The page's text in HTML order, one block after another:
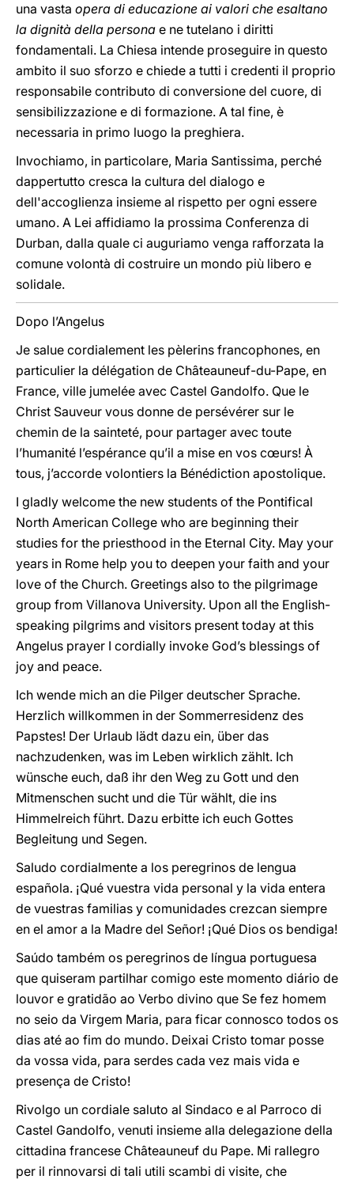
una vasta opera di educazione ai valori che esaltano
la dignità della persona e ne tutelano i diritti
fondamentali. La Chiesa intende proseguire in questo
ambito il suo sforzo e chiede a tutti i credenti il proprio
responsabile contributo di conversione del cuore, di
sensibilizzazione e di formazione. A tal fine, è
necessaria in primo luogo la preghiera.
Invochiamo, in particolare, Maria Santissima, perché
dappertutto cresca la cultura del dialogo e
dell'accoglienza insieme al rispetto per ogni essere
umano. A Lei affidiamo la prossima Conferenza di
Durban, dalla quale ci auguriamo venga rafforzata la
comune volontà di costruire un mondo più libero e
solidale.
Dopo l’Angelus
Je salue cordialement les pèlerins francophones, en
particulier la délégation de Châteauneuf-du-Pape, en
France, ville jumelée avec Castel Gandolfo. Que le
Christ Sauveur vous donne de persévérer sur le
chemin de la sainteté, pour partager avec toute
l’humanité l’espérance qu’il a mise en vos cœurs! À
tous, j’accorde volontiers la Bénédiction apostolique.
I gladly welcome the new students of the Pontifical
North American College who are beginning their
studies for the priesthood in the Eternal City. May your
years in Rome help you to deepen your faith and your
love of the Church. Greetings also to the pilgrimage
group from Villanova University. Upon all the English-
speaking pilgrims and visitors present today at this
Angelus prayer I cordially invoke God’s blessings of
joy and peace.
Ich wende mich an die Pilger deutscher Sprache.
Herzlich willkommen in der Sommerresidenz des
Papstes! Der Urlaub lädt dazu ein, über das
nachzudenken, was im Leben wirklich zählt. Ich
wünsche euch, daß ihr den Weg zu Gott und den
Mitmenschen sucht und die Tür wählt, die ins
Himmelreich führt. Dazu erbitte ich euch Gottes
Begleitung und Segen.
Saludo cordialmente a los peregrinos de lengua
española. ¡Qué vuestra vida personal y la vida entera
de vuestras familias y comunidades crezcan siempre
en el amor a la Madre del Señor! ¡Qué Dios os bendiga!
Saúdo também os peregrinos de língua portuguesa
que quiseram partilhar comigo este momento diário de
louvor e gratidão ao Verbo divino que Se fez homem
no seio da Virgem Maria, para ficar connosco todos os
dias até ao fim do mundo. Deixai Cristo tomar posse
da vossa vida, para serdes cada vez mais vida e
presença de Cristo!
Rivolgo un cordiale saluto al Sindaco e al Parroco di
Castel Gandolfo, venuti insieme alla delegazione della
cittadina francese Châteauneuf du Pape. Mi rallegro
per il rinnovarsi di tali utili scambi di visite, che